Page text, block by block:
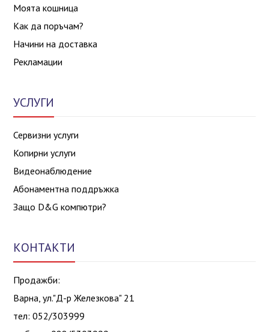
Моята кошница
Как да поръчам?
Начини на доставка
Рекламации
УСЛУГИ
Сервизни услуги
Копирни услуги
Видеонаблюдение
Абонаментна поддръжка
Защо D&G компютри?
КОНТАКТИ
Продажби:
Варна, ул."Д-р Железкова" 21
тел: 052/303999